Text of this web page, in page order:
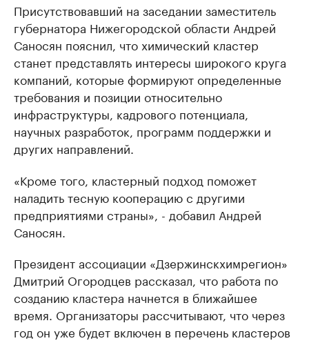
Присутствовавший на заседании заместитель
губернатора Нижегородской области Андрей
Саносян пояснил, что химический кластер
станет представлять интересы широкого круга
компаний, которые формируют определенные
требования и позиции относительно
инфраструктуры, кадрового потенциала,
научных разработок, программ поддержки и
других направлений.
«Кроме того, кластерный подход поможет
наладить тесную кооперацию с другими
предприятиями страны», - добавил Андрей
Саносян.
Президент ассоциации «Дзержинскхимрегион»
Дмитрий Огородцев рассказал, что работа по
созданию кластера начнется в ближайшее
время. Организаторы рассчитывают, что через
год он уже будет включен в перечень кластеров